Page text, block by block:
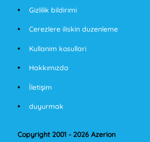
Gizlilik bildirimi
Cerezlere iliskin duzenleme
Kullanim kosullari
Hakkımızda
İletişim
duyurmak
Copyright 2001 - 2026 Azerion